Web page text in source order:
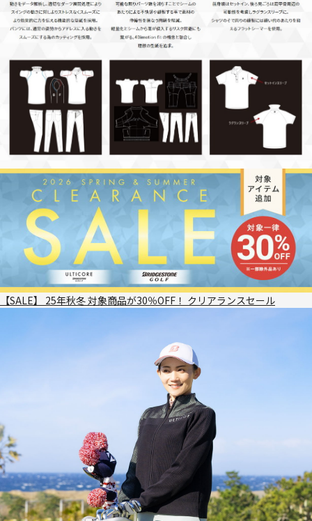
【SALE】 25年秋冬 対象商品が30％OFF！ クリアランスセール